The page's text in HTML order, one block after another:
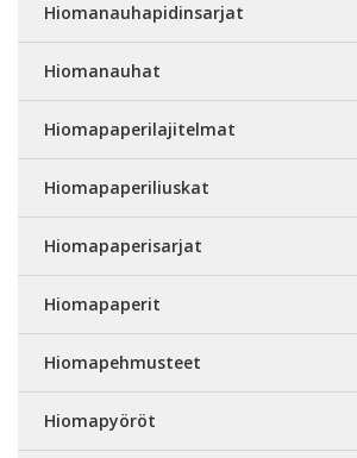
Hiomanauhapidinsarjat
Hiomanauhat
Hiomapaperilajitelmat
Hiomapaperiliuskat
Hiomapaperisarjat
Hiomapaperit
Hiomapehmusteet
Hiomapyöröt